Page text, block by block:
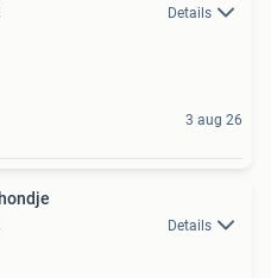
Details
3 aug 26
Details